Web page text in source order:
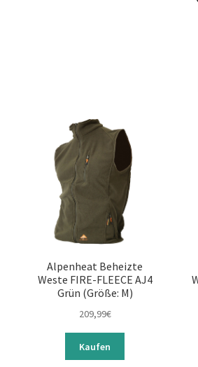
Alpenheat Beheizte
Weste FIRE-FLEECE AJ4
Grün (Größe: M)
209,99€
Kaufen